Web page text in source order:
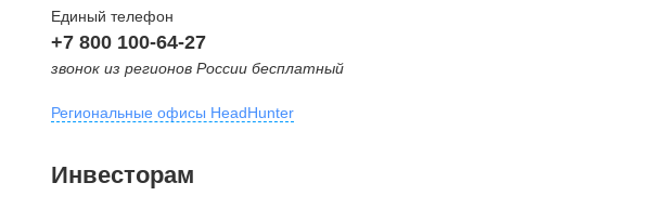
Единый телефон
+7 800 100-64-27
звонок из регионов России бесплатный
Региональные офисы HeadHunter
внутригородская территория
Инвесторам